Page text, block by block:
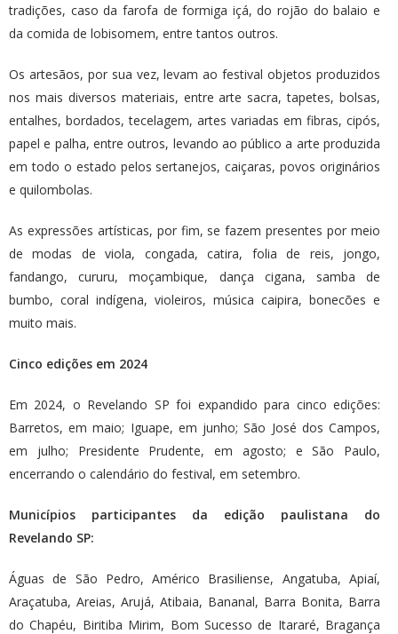
tradições, caso da farofa de formiga içá, do rojão do balaio e
da comida de lobisomem, entre tantos outros.
Os artesãos, por sua vez, levam ao festival objetos produzidos
nos mais diversos materiais, entre arte sacra, tapetes, bolsas,
entalhes, bordados, tecelagem, artes variadas em fibras, cipós,
papel e palha, entre outros, levando ao público a arte produzida
em todo o estado pelos sertanejos, caiçaras, povos originários
e quilombolas.
As expressões artísticas, por fim, se fazem presentes por meio
de modas de viola, congada, catira, folia de reis, jongo,
fandango, cururu, moçambique, dança cigana, samba de
bumbo, coral indígena, violeiros, música caipira, bonecões e
muito mais.
Cinco edições em 2024
Em 2024, o Revelando SP foi expandido para cinco edições:
Barretos, em maio; Iguape, em junho; São José dos Campos,
em julho; Presidente Prudente, em agosto; e São Paulo,
encerrando o calendário do festival, em setembro.
Municípios participantes da edição paulistana do
Revelando SP:
Águas de São Pedro, Américo Brasiliense, Angatuba, Apiaí,
Araçatuba, Areias, Arujá, Atibaia, Bananal, Barra Bonita, Barra
do Chapéu, Biritiba Mirim, Bom Sucesso de Itararé, Bragança